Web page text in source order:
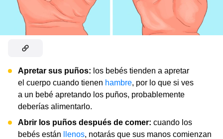
Apretar sus puños: los bebés tienden a apretar
el cuerpo cuando tienen hambre, por lo que si ves
a un bebé apretando los puños, probablemente
deberías alimentarlo.
Abrir los puños después de comer: cuando los
bebés están
llenos, notarás que sus manos comienzan